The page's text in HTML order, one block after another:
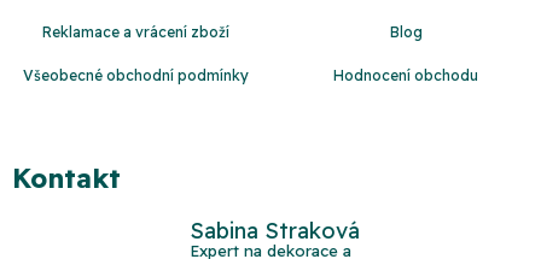
Reklamace a vrácení zboží
Všeobecné obchodní podmínky
Blog
Hodnocení obchodu
Kontakt
Sabina Straková